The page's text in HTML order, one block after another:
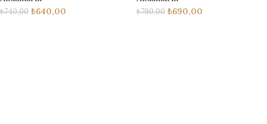
₺740,00 ₺640,00 ₺790,00 ₺690,00